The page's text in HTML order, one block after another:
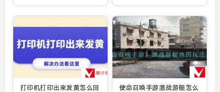
打印机打印出来发黄怎么回
使命召唤手游激战游艇怎么